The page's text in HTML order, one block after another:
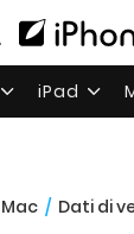
iPad
Mac / Dati di